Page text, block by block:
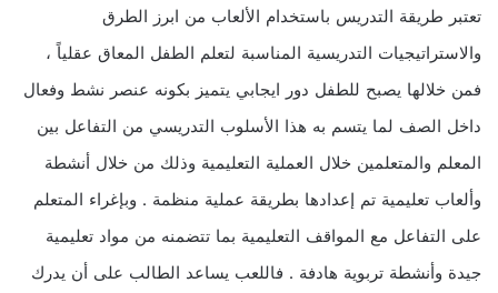
تعتبر طريقة التدريس باستخدام الألعاب من ابرز الطرق
والاستراتيجيات التدريسية المناسبة لتعلم الطفل المعاق عقلياً ،
فمن خلالها يصبح للطفل دور ايجابي يتميز بكونه عنصر نشط وفعال
داخل الصف لما يتسم به هذا الأسلوب التدريسي من التفاعل بين
المعلم والمتعلمين خلال العملية التعليمية وذلك من خلال أنشطة
وألعاب تعليمية تم إعدادها بطريقة عملية منظمة . وبإغراء المتعلم
على التفاعل مع المواقف التعليمية بما تتضمنه من مواد تعليمية
جيدة وأنشطة تربوية هادفة . فاللعب يساعد الطالب على أن يدرك